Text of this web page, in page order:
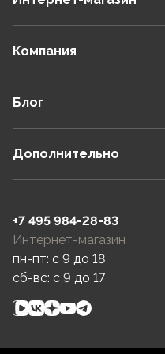
Компания
Блог
Дополнительно
+7 495 984-28-83
Интернет-магазин
пн-пт: c 9 до 18
сб-вс: c 9 до 17